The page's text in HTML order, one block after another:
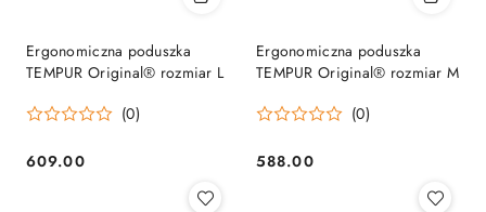
Ergonomiczna poduszka
TEMPUR Original® rozmiar L
(0)
Cena:
609.00
Ergonomiczna poduszka
TEMPUR Original® rozmiar M
(0)
Cena:
588.00